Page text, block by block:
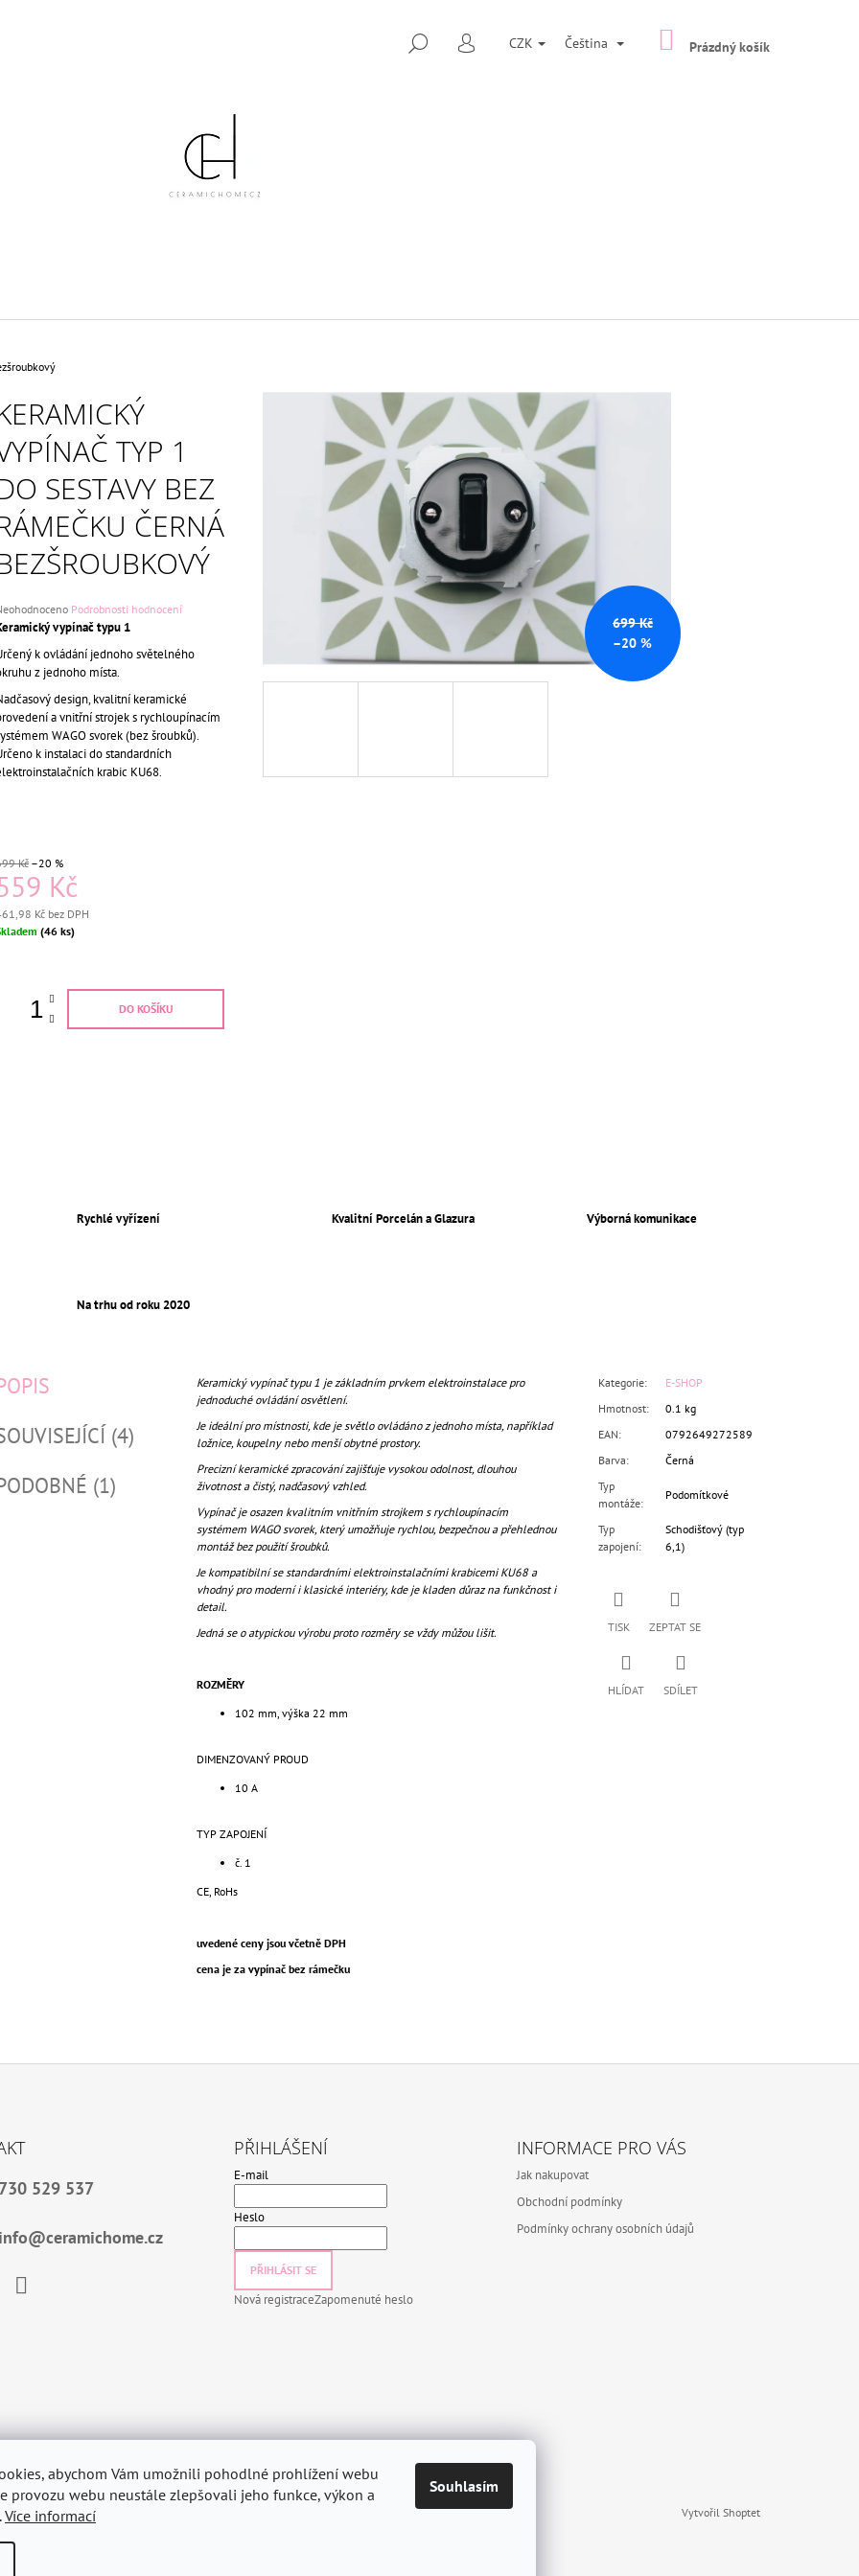
abychom Vám umožnili pohodlné prohlížení webu
provozu webu neustále zlepšovali jeho funkce, výkon a
Více informací
Souhlasím
HLEDAT
PŘIHLÁŠENÍ
CZK Čeština NÁKUPNÍ
KOŠÍK
Prázdný košík
TYP 1
SESTAVY BEZ
ČERNÁ
Podrobnosti hodnocení
699 Kč
–20 %
vypínač typu 1
k ovládání jednoho světelného
z jednoho místa.
design, kvalitní keramické
a vnitřní strojek s rychloupínacím
WAGO svorek (bez šroubků).
k instalaci do standardních
krabic KU68.
Kč –20 %
Kč
Kč bez DPH
(46 ks)
DO KOŠÍKU
Rychlé vyřízení Kvalitní Porcelán a Glazura Výborná komunikace
Na trhu od roku 2020
(4)
(1)
Keramický vypínač typu 1 je základním prvkem elektroinstalace pro
jednoduché ovládání osvětlení.
Je ideální pro místnosti, kde je světlo ovládáno z jednoho místa, například
ložnice, koupelny nebo menší obytné prostory.
Precizní keramické zpracování zajišťuje vysokou odolnost, dlouhou
životnost a čistý, nadčasový vzhled.
Vypínač je osazen kvalitním vnitřním strojkem s rychloupínacím
systémem WAGO svorek, který umožňuje rychlou, bezpečnou a přehlednou
montáž bez použití šroubků.
Je kompatibilní se standardními elektroinstalačními krabicemi KU68 a
vhodný pro moderní i klasické interiéry, kde je kladen důraz na funkčnost i
detail.
Jedná se o atypickou výrobu proto rozměry se vždy můžou lišit.
ROZMĚRY
102 mm, výška 22 mm
DIMENZOVANÝ PROUD
10 A
TYP ZAPOJENÍ
č. 1
CE, RoHs
uvedené ceny jsou včetně DPH
cena je za vypínač bez rámečku
Kategorie:
E-SHOP
Hmotnost:
0.1 kg
EAN:
0792649272589
Barva:
Černá
Typ
montáže:
Podomítkové
Typ
zapojení:
Schodišťový (typ
6,1)
TISK ZEPTAT SE
HLÍDAT SDÍLET
HLEDAT
VYPÍNAČ TYP 6 KOMPLETNÍ
BEZŠROUBKOVÝ
Kč
KERAMICKÝ VYPÍNAČ TYP 7 ŠIROKÁ
KLAPKA KOMPLETNÍ ČERNÁ
699 Kč
Původně:
750 Kč
529 537
PŘIHLÁŠENÍ
E-mail
Heslo
PŘIHLÁSIT SE
Nová registraceZapomenuté heslo
INFORMACE PRO VÁS
Jak nakupovat
Obchodní podmínky
Podmínky ochrany osobních údajů
Vytvořil Shoptet